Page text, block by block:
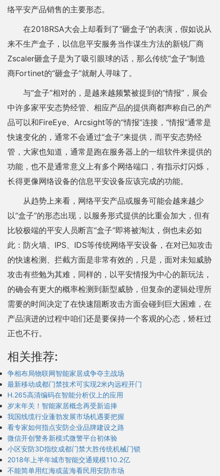
络平安产品销售的主要形态。
在2018RSA大会上却看到了“砸盒子”的表演，假如说从
来不生产盒子，以信息平安服务当作谋生方法的新锐厂商
Zscaler砸盒子是为了吸引眼球的话，那么传统“盒子”制造
商Fortinet的“砸盒子”就耐人寻味了。
与“盒子”相对的，是越来越频繁被提到的“情报”，展会
中许多家平安态势经管、相应产品的提供商都声称自己的产
品可以和FireEye、Arcsight等的“情报”连接，“情报”通常是
快速变化的，通常不会通过“盒子”来提供，而平安态势经
管，大家也知道，通常是跑在服务器上的一组软件来提供的
功能，也不是通常意义上有多个网络端口，有指示灯闪烁，
长得更像网络设备的信息平安设备应该完成的功能。
从趋势上来看，网络平安产品或服务可能会越来越少
以“盒子”的形态出现，以服务形式提供的比重会加大，但有
比较极端的平安人员断言“盒子”即将被淘汰，倒也未必如
此：防火墙、IPS、IDS等传统网络平安设备，在对已知攻击
的快速检测、拦截方面是非常有效的，只是，面对未知威胁
攻击有些勉为其难，同样的，以平安情报为中心的新玩法，
的确会有更大的概率检测到新型威胁，但复杂的逻辑处理所
需要的时间决定了在快速阻断攻击方面会碰到巨大困难，在
产品演进的过程中咱们还是要保持一个客观的心态，矫枉过
正也不行。
相关推荐:
争相布局物联网智能家居成争夺主战场
最新移动成都门禁技术可实现2米内远程开门
H.265高清编码在智能分析仪上的应用
岁末年关！智能家居概念再受新追捧
我国线缆行业蓬勃发展市场机遇要把握
看专家如何指点安防企业品牌建设之路
微信开创警务新模式微警平台初体验
小区安防3D指纹成都门禁大胜传统机械门锁
2018年上半年城市智能交通规模110.2亿
不能简单用红海或蓝海看民用安防市场